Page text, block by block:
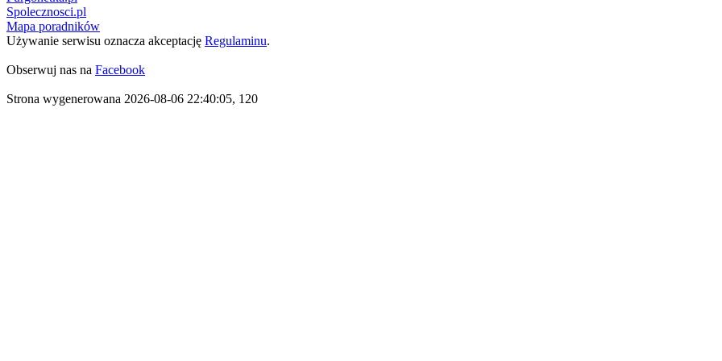
Spolecznosci.pl
Mapa poradników
Używanie serwisu oznacza akceptację Regulaminu.
Obserwuj nas na Facebook
Strona wygenerowana 2026-08-06 22:40:05, 120